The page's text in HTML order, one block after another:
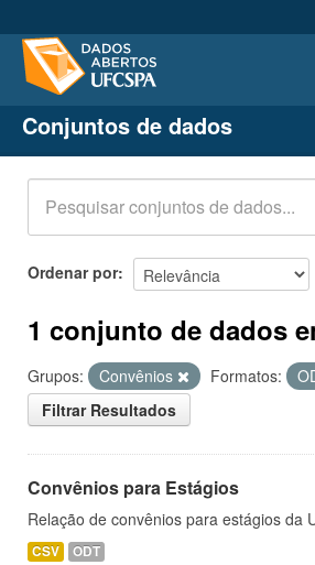
Conjuntos de dados
Organizações
Grupos
Sobre
Conjuntos de dados
Ordenar por
1 conjunto de dados
Grupos: Convênios Formatos:
Filtrar Resultados
Convênios para Estágios
Relação de convênios para estágios da
CSV ODT